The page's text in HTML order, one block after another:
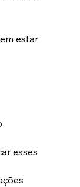
estar
esses